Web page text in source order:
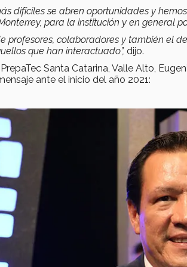
difíciles se abren oportunidades y
para la institución y en general
profesores, colaboradores y también el
que han interactuado”, dijo.
Santa Catarina, Valle Alto,
ante el inicio del año 2021: